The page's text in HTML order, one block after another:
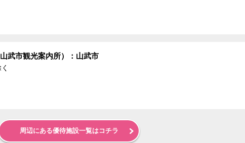
武市観光案内所）：山武市
周辺にある優待施設一覧はコチラ